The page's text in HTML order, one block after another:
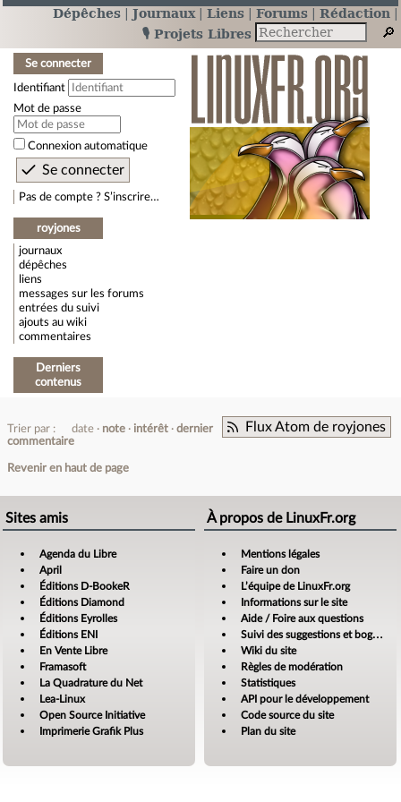
Dépêches Journaux Liens Forums
Rédaction
🎙️ Projets Libres
Se connecter
Identifiant
Mot de passe
Connexion automatique
Pas de compte ? S’inscrire…
royjones
journaux
dépêches
liens
messages sur les forums
entrées du suivi
ajouts au wiki
commentaires
Derniers
contenus
Flux Atom de royjones
Trier par : date note intérêt
dernier
commentaire
Revenir en haut de page
Sites amis
Agenda du Libre
April
Éditions D-BookeR
Éditions Diamond
Éditions Eyrolles
Éditions ENI
En Vente Libre
Framasoft
La Quadrature du Net
Lea-Linux
Open Source Initiative
Imprimerie Grafik Plus
À propos de LinuxFr.org
Mentions légales
Faire un don
L’équipe de LinuxFr.org
Informations sur le site
Aide / Foire aux questions
Suivi des suggestions et bogues
Wiki du site
Règles de modération
Statistiques
API pour le développement
Code source du site
Plan du site